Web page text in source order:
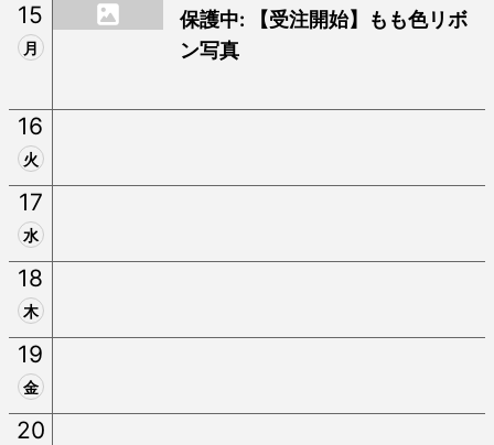
15
月
保護中: 【受注開始】もも色リボ
ン写真
16
火
17
水
18
木
19
金
20